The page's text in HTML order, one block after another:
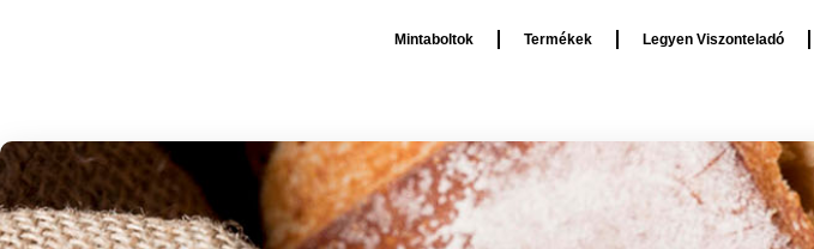
Mintaboltok Termékek Legyen Viszonteladó